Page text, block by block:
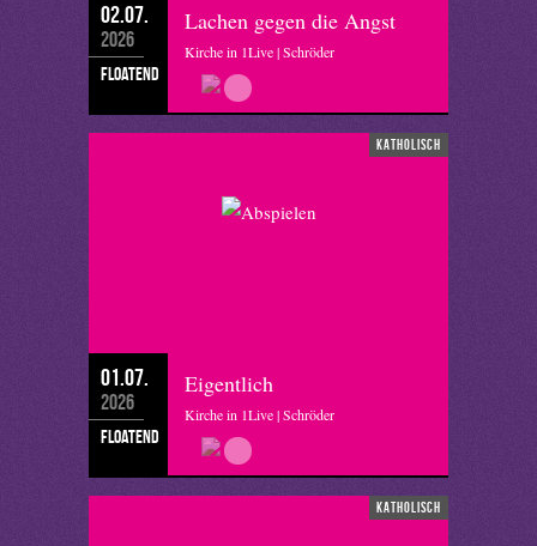
02.07.
2026
floatend
Lachen gegen die Angst
Kirche in 1Live | Schröder
katholisch
01.07.
2026
floatend
Eigentlich
Kirche in 1Live | Schröder
katholisch